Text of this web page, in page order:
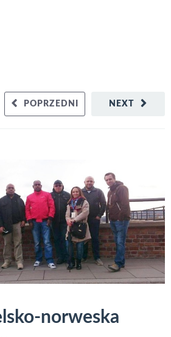
NEXT
POPRZEDNI
norweska